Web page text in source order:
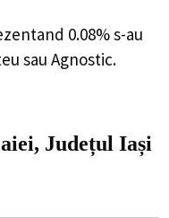
0.08% s-au
sau Agnostic.
Județul Iași